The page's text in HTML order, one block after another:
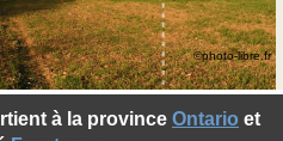
à la province Ontario et
©photo-libre.fr